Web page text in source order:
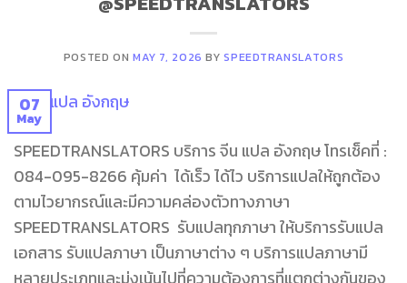
POSTED ONMAY 7, 2026 BYSPEEDTRANSLATORS
07
May
SPEEDTRANSLATORS บริการ จีน แปล อังกฤษ โทรเช็คที่ :
084-095-8266 คุ้มค่า ได้เร็ว ได้ไว บริการแปลให้ถูกต้อง
ตามไวยากรณ์และมีความคล่องตัวทางภาษา
SPEEDTRANSLATORS รับแปลทุกภาษา ให้บริการรับแปล
เอกสาร รับแปลภาษา เป็นภาษาต่าง ๆ บริการแปลภาษามี